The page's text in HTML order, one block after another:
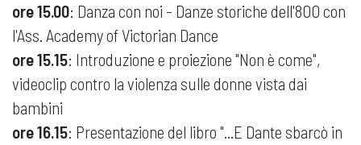
ore 15.00: Danza con noi - Danze storiche dell'800 con
l'Ass. Academy of Victorian Dance
ore 15.15: Introduzione e proiezione "Non è come",
videoclip contro la violenza sulle donne vista dai
bambini
ore 16.15: Presentazione del libro "...E Dante sbarcò in